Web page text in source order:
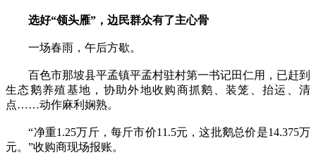
选好“领头雁”，边民群众有了主心骨
一场春雨，午后方歇。
百色市那坡县平孟镇平孟村驻村第一书记田仁用，已赶到
生态鹅养殖基地，协助外地收购商抓鹅、装笼、抬运、清
点……动作麻利娴熟。
“净重1.25万斤，每斤市价11.5元，这批鹅总价是14.375万
元。”收购商现场报账。